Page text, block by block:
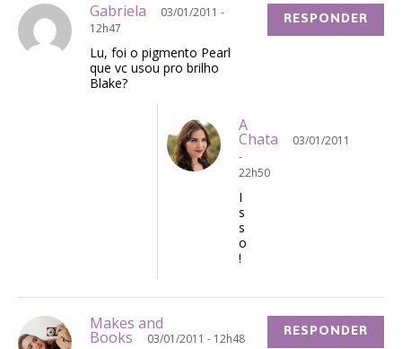
Gabriela
03/01/2011 -
12h47
Lu, foi o pigmento Pearl
que vc usou pro brilho
Blake?
RESPONDER
A
Chata
03/01/2011
-
22h50
I
s
s
o
!
Makes and
Books 03/01/2011 - 12h48 RESPONDER